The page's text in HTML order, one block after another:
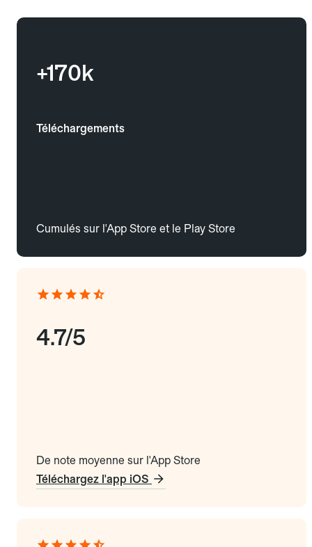
+170k
Téléchargements
Cumulés sur l'App Store et le Play Store
4.7/5
De note moyenne sur l'App Store
Téléchargez l'app iOS